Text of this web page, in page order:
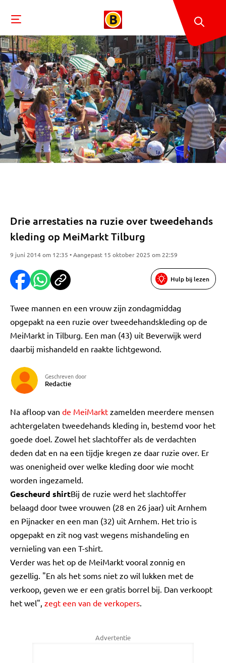
Drie arrestaties na ruzie over tweedehands
kleding op MeiMarkt Tilburg
9 juni 2014 om 12:35 • Aangepast 15 oktober 2025 om 22:59
Hulp bij lezen
Twee mannen en een vrouw zijn zondagmiddag
opgepakt na een ruzie over tweedehandskleding op de
MeiMarkt in Tilburg. Een man (43) uit Beverwijk werd
daarbij mishandeld en raakte lichtgewond.
Geschreven door
Redactie
Na afloop van de MeiMarkt zamelden meerdere mensen
achtergelaten tweedehands kleding in, bestemd voor het
goede doel. Zowel het slachtoffer als de verdachten
deden dat en na een tijdje kregen ze daar ruzie over. Er
was onenigheid over welke kleding door wie mocht
worden ingezameld.
Gescheurd shirtBij de ruzie werd het slachtoffer
belaagd door twee vrouwen (28 en 26 jaar) uit Arnhem
en Pijnacker en een man (32) uit Arnhem. Het trio is
opgepakt en zit nog vast wegens mishandeling en
vernieling van een T-shirt.
Verder was het op de MeiMarkt vooral zonnig en
gezellig. "En als het soms niet zo wil lukken met de
verkoop, geven we er een gratis borrel bij. Dan verkoopt
het wel", zegt een van de verkopers.
Advertentie